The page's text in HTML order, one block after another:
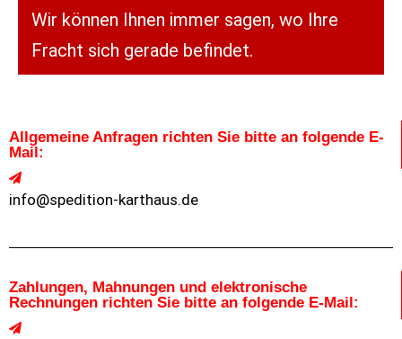
Wir können Ihnen immer sagen, wo Ihre
Fracht sich gerade befindet.
Allgemeine Anfragen richten Sie bitte an folgende E-
Mail:
info@spedition-karthaus.de
Zahlungen, Mahnungen und elektronische
Rechnungen richten Sie bitte an folgende E-Mail: